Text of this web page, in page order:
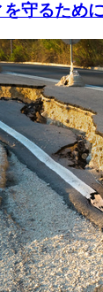
守るために